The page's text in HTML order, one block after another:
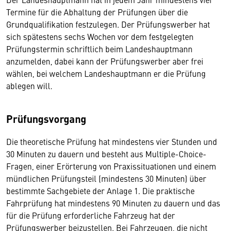
Termine für die Abhaltung der Prüfungen über die
Grundqualifikation festzulegen. Der Prüfungswerber hat
sich spätestens sechs Wochen vor dem festgelegten
Prüfungstermin schriftlich beim Landeshauptmann
anzumelden, dabei kann der Prüfungswerber aber frei
wählen, bei welchem Landeshauptmann er die Prüfung
ablegen will.
Prüfungsvorgang
Die theoretische Prüfung hat mindestens vier Stunden und
30 Minuten zu dauern und besteht aus Multiple-Choice-
Fragen, einer Erörterung von Praxissituationen und einem
mündlichen Prüfungsteil (mindestens 30 Minuten) über
bestimmte Sachgebiete der Anlage 1. Die praktische
Fahrprüfung hat mindestens 90 Minuten zu dauern und das
für die Prüfung erforderliche Fahrzeug hat der
Prüfungswerber beizustellen. Bei Fahrzeugen, die nicht